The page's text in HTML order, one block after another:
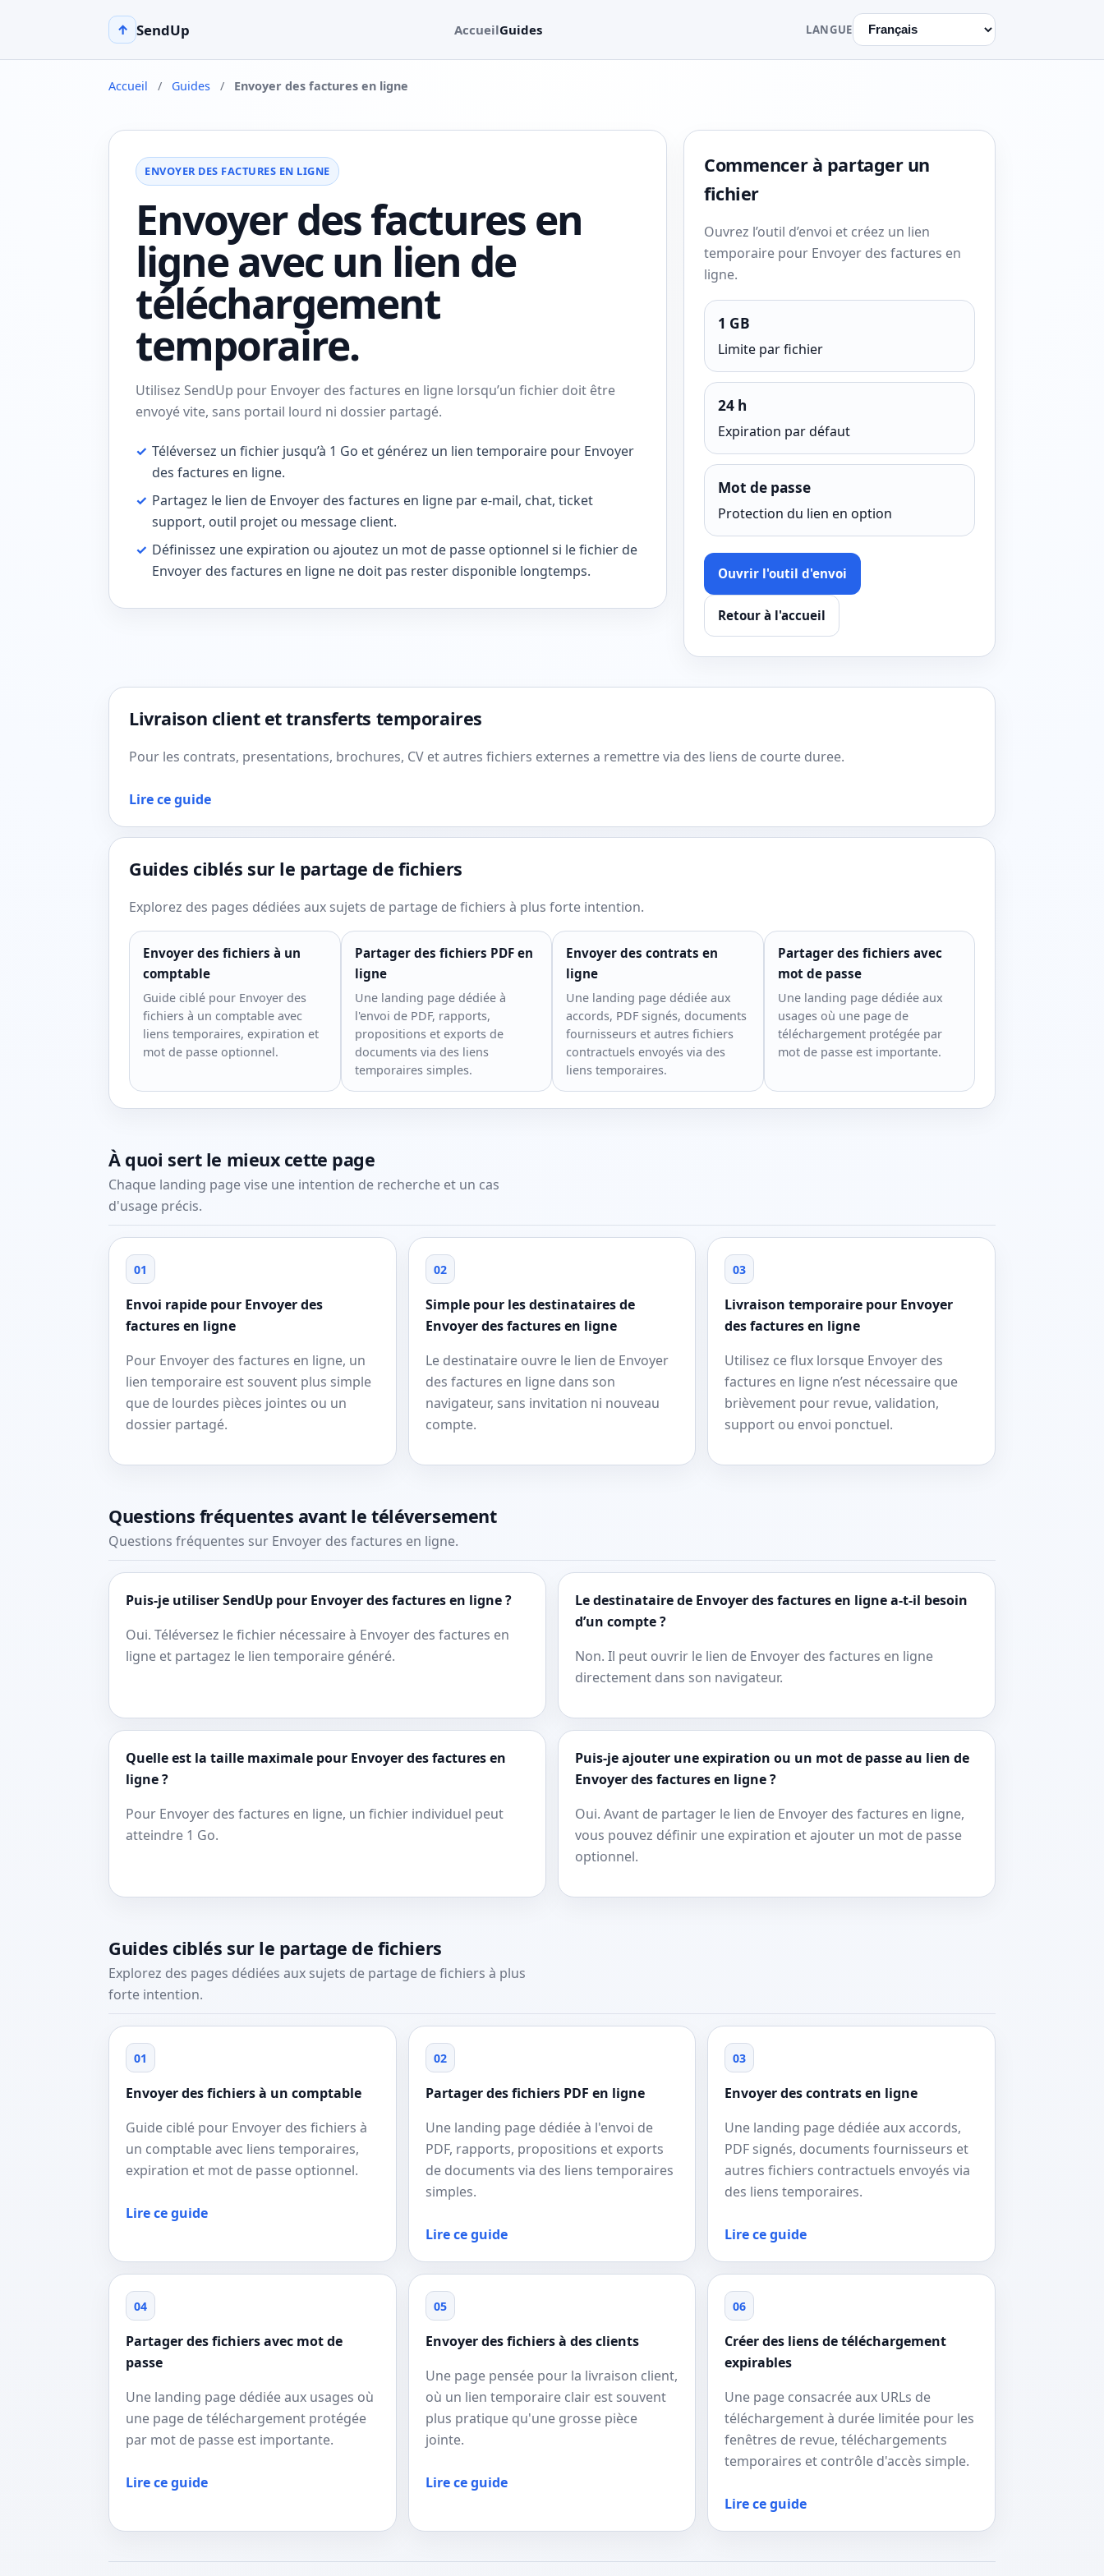
↑ SendUp AccueilGuides LANGUE
Accueil / Guides / Envoyer des factures en ligne
ENVOYER DES FACTURES EN LIGNE
Envoyer des factures en
ligne avec un lien de
téléchargement
temporaire.
Utilisez SendUp pour Envoyer des factures en ligne lorsqu’un fichier doit être
envoyé vite, sans portail lourd ni dossier partagé.
✓ Téléversez un fichier jusqu’à 1 Go et générez un lien temporaire pour Envoyer
des factures en ligne.
✓ Partagez le lien de Envoyer des factures en ligne par e-mail, chat, ticket
support, outil projet ou message client.
✓ Définissez une expiration ou ajoutez un mot de passe optionnel si le fichier de
Envoyer des factures en ligne ne doit pas rester disponible longtemps.
Commencer à partager un
fichier
Ouvrez l’outil d’envoi et créez un lien
temporaire pour Envoyer des factures en
ligne.
1 GB
Limite par fichier
24 h
Expiration par défaut
Mot de passe
Protection du lien en option
Ouvrir l'outil d'envoi
Retour à l'accueil
Livraison client et transferts temporaires
Pour les contrats, presentations, brochures, CV et autres fichiers externes a remettre via des liens de courte duree.
Lire ce guide
Guides ciblés sur le partage de fichiers
Explorez des pages dédiées aux sujets de partage de fichiers à plus forte intention.
Envoyer des fichiers à un
comptable
Guide ciblé pour Envoyer des
fichiers à un comptable avec
liens temporaires, expiration et
mot de passe optionnel.
Partager des fichiers PDF en
ligne
Une landing page dédiée à
l'envoi de PDF, rapports,
propositions et exports de
documents via des liens
temporaires simples.
Envoyer des contrats en
ligne
Une landing page dédiée aux
accords, PDF signés, documents
fournisseurs et autres fichiers
contractuels envoyés via des
liens temporaires.
Partager des fichiers avec
mot de passe
Une landing page dédiée aux
usages où une page de
téléchargement protégée par
mot de passe est importante.
À quoi sert le mieux cette page
Chaque landing page vise une intention de recherche et un cas
d'usage précis.
01
Envoi rapide pour Envoyer des
factures en ligne
Pour Envoyer des factures en ligne, un
lien temporaire est souvent plus simple
que de lourdes pièces jointes ou un
dossier partagé.
02
Simple pour les destinataires de
Envoyer des factures en ligne
Le destinataire ouvre le lien de Envoyer
des factures en ligne dans son
navigateur, sans invitation ni nouveau
compte.
03
Livraison temporaire pour Envoyer
des factures en ligne
Utilisez ce flux lorsque Envoyer des
factures en ligne n’est nécessaire que
brièvement pour revue, validation,
support ou envoi ponctuel.
Questions fréquentes avant le téléversement
Questions fréquentes sur Envoyer des factures en ligne.
Puis-je utiliser SendUp pour Envoyer des factures en ligne ?
Oui. Téléversez le fichier nécessaire à Envoyer des factures en
ligne et partagez le lien temporaire généré.
Le destinataire de Envoyer des factures en ligne a-t-il besoin
d’un compte ?
Non. Il peut ouvrir le lien de Envoyer des factures en ligne
directement dans son navigateur.
Quelle est la taille maximale pour Envoyer des factures en
ligne ?
Pour Envoyer des factures en ligne, un fichier individuel peut
atteindre 1 Go.
Puis-je ajouter une expiration ou un mot de passe au lien de
Envoyer des factures en ligne ?
Oui. Avant de partager le lien de Envoyer des factures en ligne,
vous pouvez définir une expiration et ajouter un mot de passe
optionnel.
Guides ciblés sur le partage de fichiers
Explorez des pages dédiées aux sujets de partage de fichiers à plus
forte intention.
01
Envoyer des fichiers à un comptable
Guide ciblé pour Envoyer des fichiers à
un comptable avec liens temporaires,
expiration et mot de passe optionnel.
Lire ce guide
02
Partager des fichiers PDF en ligne
Une landing page dédiée à l'envoi de
PDF, rapports, propositions et exports
de documents via des liens temporaires
simples.
Lire ce guide
03
Envoyer des contrats en ligne
Une landing page dédiée aux accords,
PDF signés, documents fournisseurs et
autres fichiers contractuels envoyés via
des liens temporaires.
Lire ce guide
04
Partager des fichiers avec mot de
passe
Une landing page dédiée aux usages où
une page de téléchargement protégée
par mot de passe est importante.
Lire ce guide
05
Envoyer des fichiers à des clients
Une page pensée pour la livraison client,
où un lien temporaire clair est souvent
plus pratique qu'une grosse pièce
jointe.
Lire ce guide
06
Créer des liens de téléchargement
expirables
Une page consacrée aux URLs de
téléchargement à durée limitée pour les
fenêtres de revue, téléchargements
temporaires et contrôle d'accès simple.
Lire ce guide